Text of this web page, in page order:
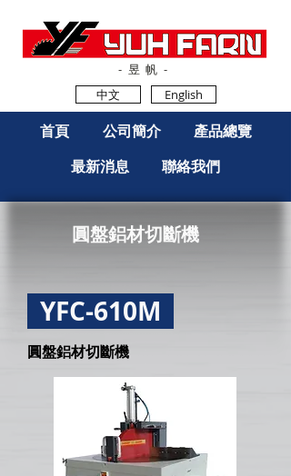
-昱帆-
中文
English
首頁 公司簡介
產品總覽
最新消息
聯絡我們
圓盤鋁材切斷機
YFC-610M
圓盤鋁材切斷機